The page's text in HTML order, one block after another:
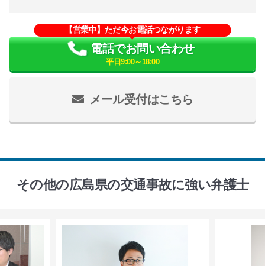
メール受付はこちら
【営業中】ただ今お電話つながります
電話でお問い合わせ
平日9:00～18:00
その他の広島県の交通事故に強い弁護士